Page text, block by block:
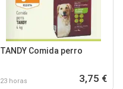
TANDY Comida perro
23 horas 3,75 €